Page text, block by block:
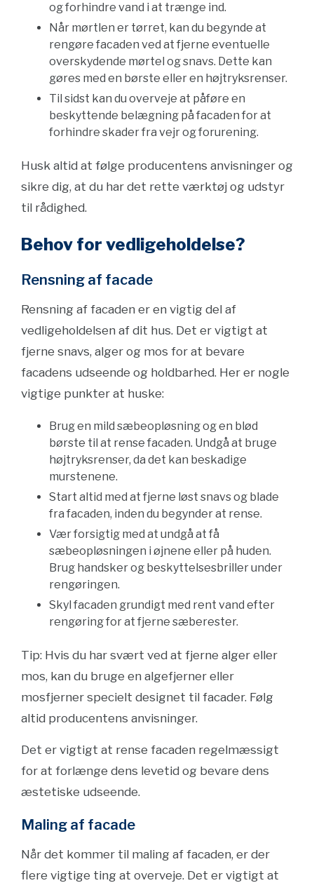
og forhindre vand i at trænge ind.
Når mørtlen er tørret, kan du begynde at
rengøre facaden ved at fjerne eventuelle
overskydende mørtel og snavs. Dette kan
gøres med en børste eller en højtryksrenser.
Til sidst kan du overveje at påføre en
beskyttende belægning på facaden for at
forhindre skader fra vejr og forurening.
Husk altid at følge producentens anvisninger og
sikre dig, at du har det rette værktøj og udstyr
til rådighed.
Behov for vedligeholdelse?
Rensning af facade
Rensning af facaden er en vigtig del af
vedligeholdelsen af dit hus. Det er vigtigt at
fjerne snavs, alger og mos for at bevare
facadens udseende og holdbarhed. Her er nogle
vigtige punkter at huske:
Brug en mild sæbeopløsning og en blød
børste til at rense facaden. Undgå at bruge
højtryksrenser, da det kan beskadige
murstenene.
Start altid med at fjerne løst snavs og blade
fra facaden, inden du begynder at rense.
Vær forsigtig med at undgå at få
sæbeopløsningen i øjnene eller på huden.
Brug handsker og beskyttelsesbriller under
rengøringen.
Skyl facaden grundigt med rent vand efter
rengøring for at fjerne sæberester.
Tip: Hvis du har svært ved at fjerne alger eller
mos, kan du bruge en algefjerner eller
mosfjerner specielt designet til facader. Følg
altid producentens anvisninger.
Det er vigtigt at rense facaden regelmæssigt
for at forlænge dens levetid og bevare dens
æstetiske udseende.
Maling af facade
Når det kommer til maling af facaden, er der
flere vigtige ting at overveje. Det er vigtigt at